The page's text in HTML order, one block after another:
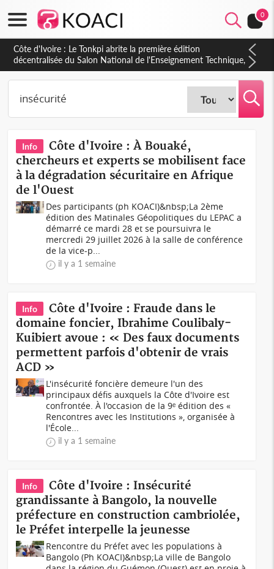
0
Côte d'Ivoire : PPA-CI, Gbagbo délègue une partie de ses
prérogatives de président à 05 cadres, vers sa retraite
politique ?
Info
Côte d'Ivoire : À Bouaké,
chercheurs et experts se mobilisent face
à la dégradation sécuritaire en Afrique
de l'Ouest
Des participants (ph KOACI)&nbsp;La 2ème
édition des Matinales Géopolitiques du LEPAC a
démarré ce mardi 28 et se poursuivra le
mercredi 29 juillet 2026 à la salle de conférence
de la vice-p...
il y a 1 semaine
Info
Côte d'Ivoire : Fraude dans le
domaine foncier, Ibrahime Coulibaly-
Kuibiert avoue : « Des faux documents
permettent parfois d'obtenir de vrais
ACD »
L'insécurité foncière demeure l'un des
principaux défis auxquels la Côte d'Ivoire est
confrontée. À l'occasion de la 9ᵉ édition des «
Rencontres avec les Institutions », organisée à
l'École...
il y a 1 semaine
Info
Côte d'Ivoire : Insécurité
grandissante à Bangolo, la nouvelle
préfecture en construction cambriolée,
le Préfet interpelle la jeunesse
Rencontre du Préfet avec les populations à
Bangolo (Ph KOACI)&nbsp;La ville de Bangolo